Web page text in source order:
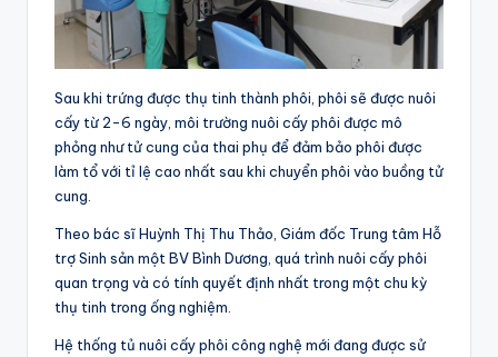
Sau khi trứng được thụ tinh thành phôi, phôi sẽ được nuôi
cấy từ 2-6 ngày, môi trường nuôi cấy phôi được mô
phỏng như tử cung của thai phụ để đảm bảo phôi được
làm tổ với tỉ lệ cao nhất sau khi chuyển phôi vào buồng tử
cung.
Theo bác sĩ Huỳnh Thị Thu Thảo, Giám đốc Trung tâm Hỗ
trợ Sinh sản một BV Bình Dương, quá trình nuôi cấy phôi
quan trọng và có tính quyết định nhất trong một chu kỳ
thụ tinh trong ống nghiệm.
Hệ thống tủ nuôi cấy phôi công nghệ mới đang được sử